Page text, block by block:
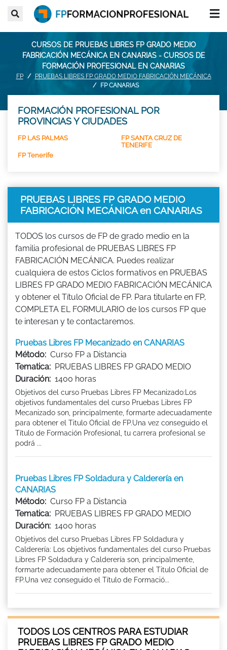
CURSOS DE PRUEBAS LIBRES FP GRADO MEDIO
FABRICACIÓN MECÁNICA EN CANARIAS - CURSOS DE
FORMACIÓN PROFESIONAL EN CANARIAS
FP
PRUEBAS LIBRES FP GRADO MEDIO FABRICACIÓN MECÁNICA
FP CANARIAS
FORMACIÓN PROFESIONAL POR
PROVINCIAS Y CIUDADES
FP LAS PALMAS
FP SANTA CRUZ DE
TENERIFE
FP Tenerife
PRUEBAS LIBRES FP GRADO MEDIO
FABRICACIÓN MECÁNICA en CANARIAS
TODOS los cursos de FP de grado medio en la
familia profesional de PRUEBAS LIBRES FP
FABRICACIÓN MECÁNICA. Puedes realizar
cualquiera de estos Ciclos formativos en PRUEBAS
LIBRES FP GRADO MEDIO FABRICACIÓN MECÁNICA
y obtener el Título Oficial de FP. Para titularte en FP,
COMPLETA EL FORMULARIO de los cursos FP que
te interesan y te contactaremos.
Pruebas Libres FP Mecanizado en CANARIAS
Método: Curso FP a Distancia
Tematica: PRUEBAS LIBRES FP GRADO MEDIO
Duración: 1400 horas
Objetivos del curso Pruebas Libres FP Mecanizado:Los
objetivos fundamentales del curso Pruebas Libres FP
Mecanizado son, principalmente, formarte adecuadamente
para obtener el Titulo Oficial de FP.Una vez conseguido el
Título de Formación Profesional, tu carrera profesional se
podrá ...
Pruebas Libres FP Soldadura y Calderería en
CANARIAS
Método: Curso FP a Distancia
Tematica: PRUEBAS LIBRES FP GRADO MEDIO
Duración: 1400 horas
Objetivos del curso Pruebas Libres FP Soldadura y
Calderería: Los objetivos fundamentales del curso Pruebas
Libres FP Soldadura y Calderería son, principalmente,
formarte adecuadamente para obtener el Titulo Oficial de
FP.Una vez conseguido el Título de Formació...
TODOS LOS CENTROS PARA ESTUDIAR
PRUEBAS LIBRES FP GRADO MEDIO